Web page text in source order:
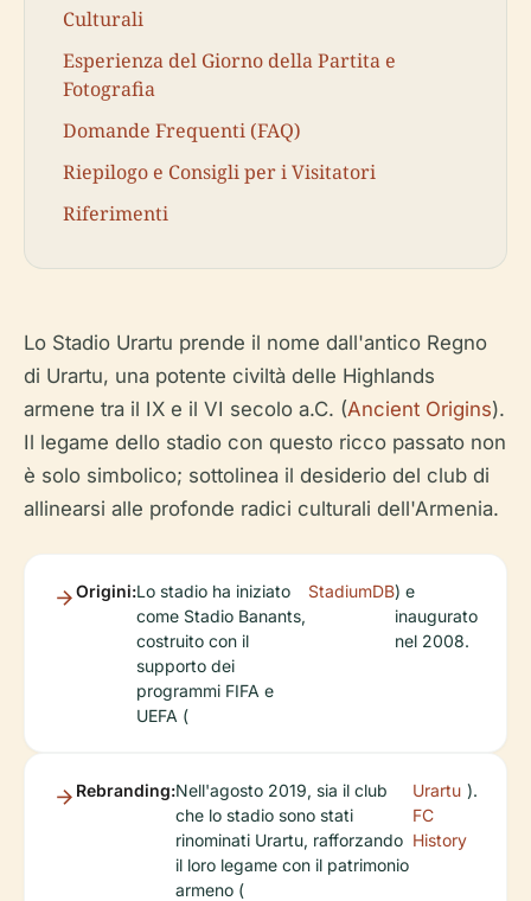
Culturali
Esperienza del Giorno della Partita e
Fotografia
Domande Frequenti (FAQ)
Riepilogo e Consigli per i Visitatori
Riferimenti
Lo Stadio Urartu prende il nome dall'antico Regno
di Urartu, una potente civiltà delle Highlands
armene tra il IX e il VI secolo a.C. (Ancient Origins).
Il legame dello stadio con questo ricco passato non
è solo simbolico; sottolinea il desiderio del club di
allinearsi alle profonde radici culturali dell'Armenia.
Origini:Lo stadio ha iniziato
come Stadio Banants,
costruito con il
supporto dei
programmi FIFA e
UEFA (
StadiumDB) e
inaugurato
nel 2008.
Rebranding:Nell'agosto 2019, sia il club
che lo stadio sono stati
rinominati Urartu, rafforzando
il loro legame con il patrimonio
armeno (
Urartu
FC
History
).